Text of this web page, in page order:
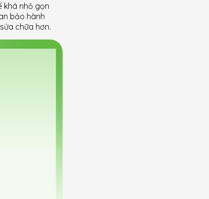
khá nhỏ gọn
bảo hành
chữa hơn.